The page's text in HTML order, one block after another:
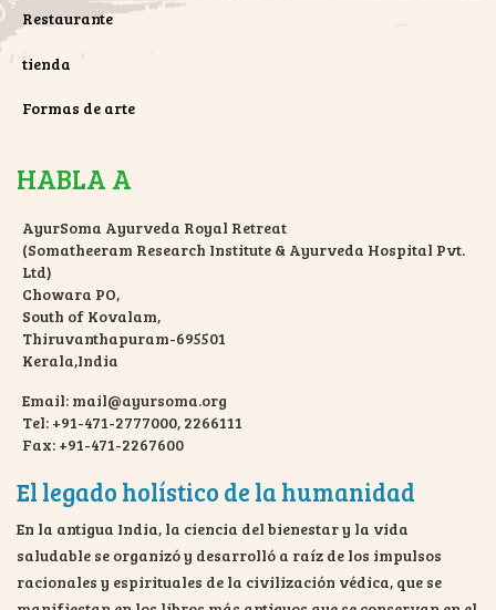
Restaurante
tienda
Formas de arte
HABLA A
AyurSoma Ayurveda Royal Retreat
(Somatheeram Research Institute & Ayurveda Hospital Pvt.
Ltd)
Chowara PO,
South of Kovalam,
Thiruvanthapuram-695501
Kerala,India
Email: mail@ayursoma.org
Tel: +91-471-2777000, 2266111
Fax: +91-471-2267600
El legado holístico de la humanidad
En la antigua India, la ciencia del bienestar y la vida
saludable se organizó y desarrolló a raíz de los impulsos
racionales y espirituales de la civilización védica, que se